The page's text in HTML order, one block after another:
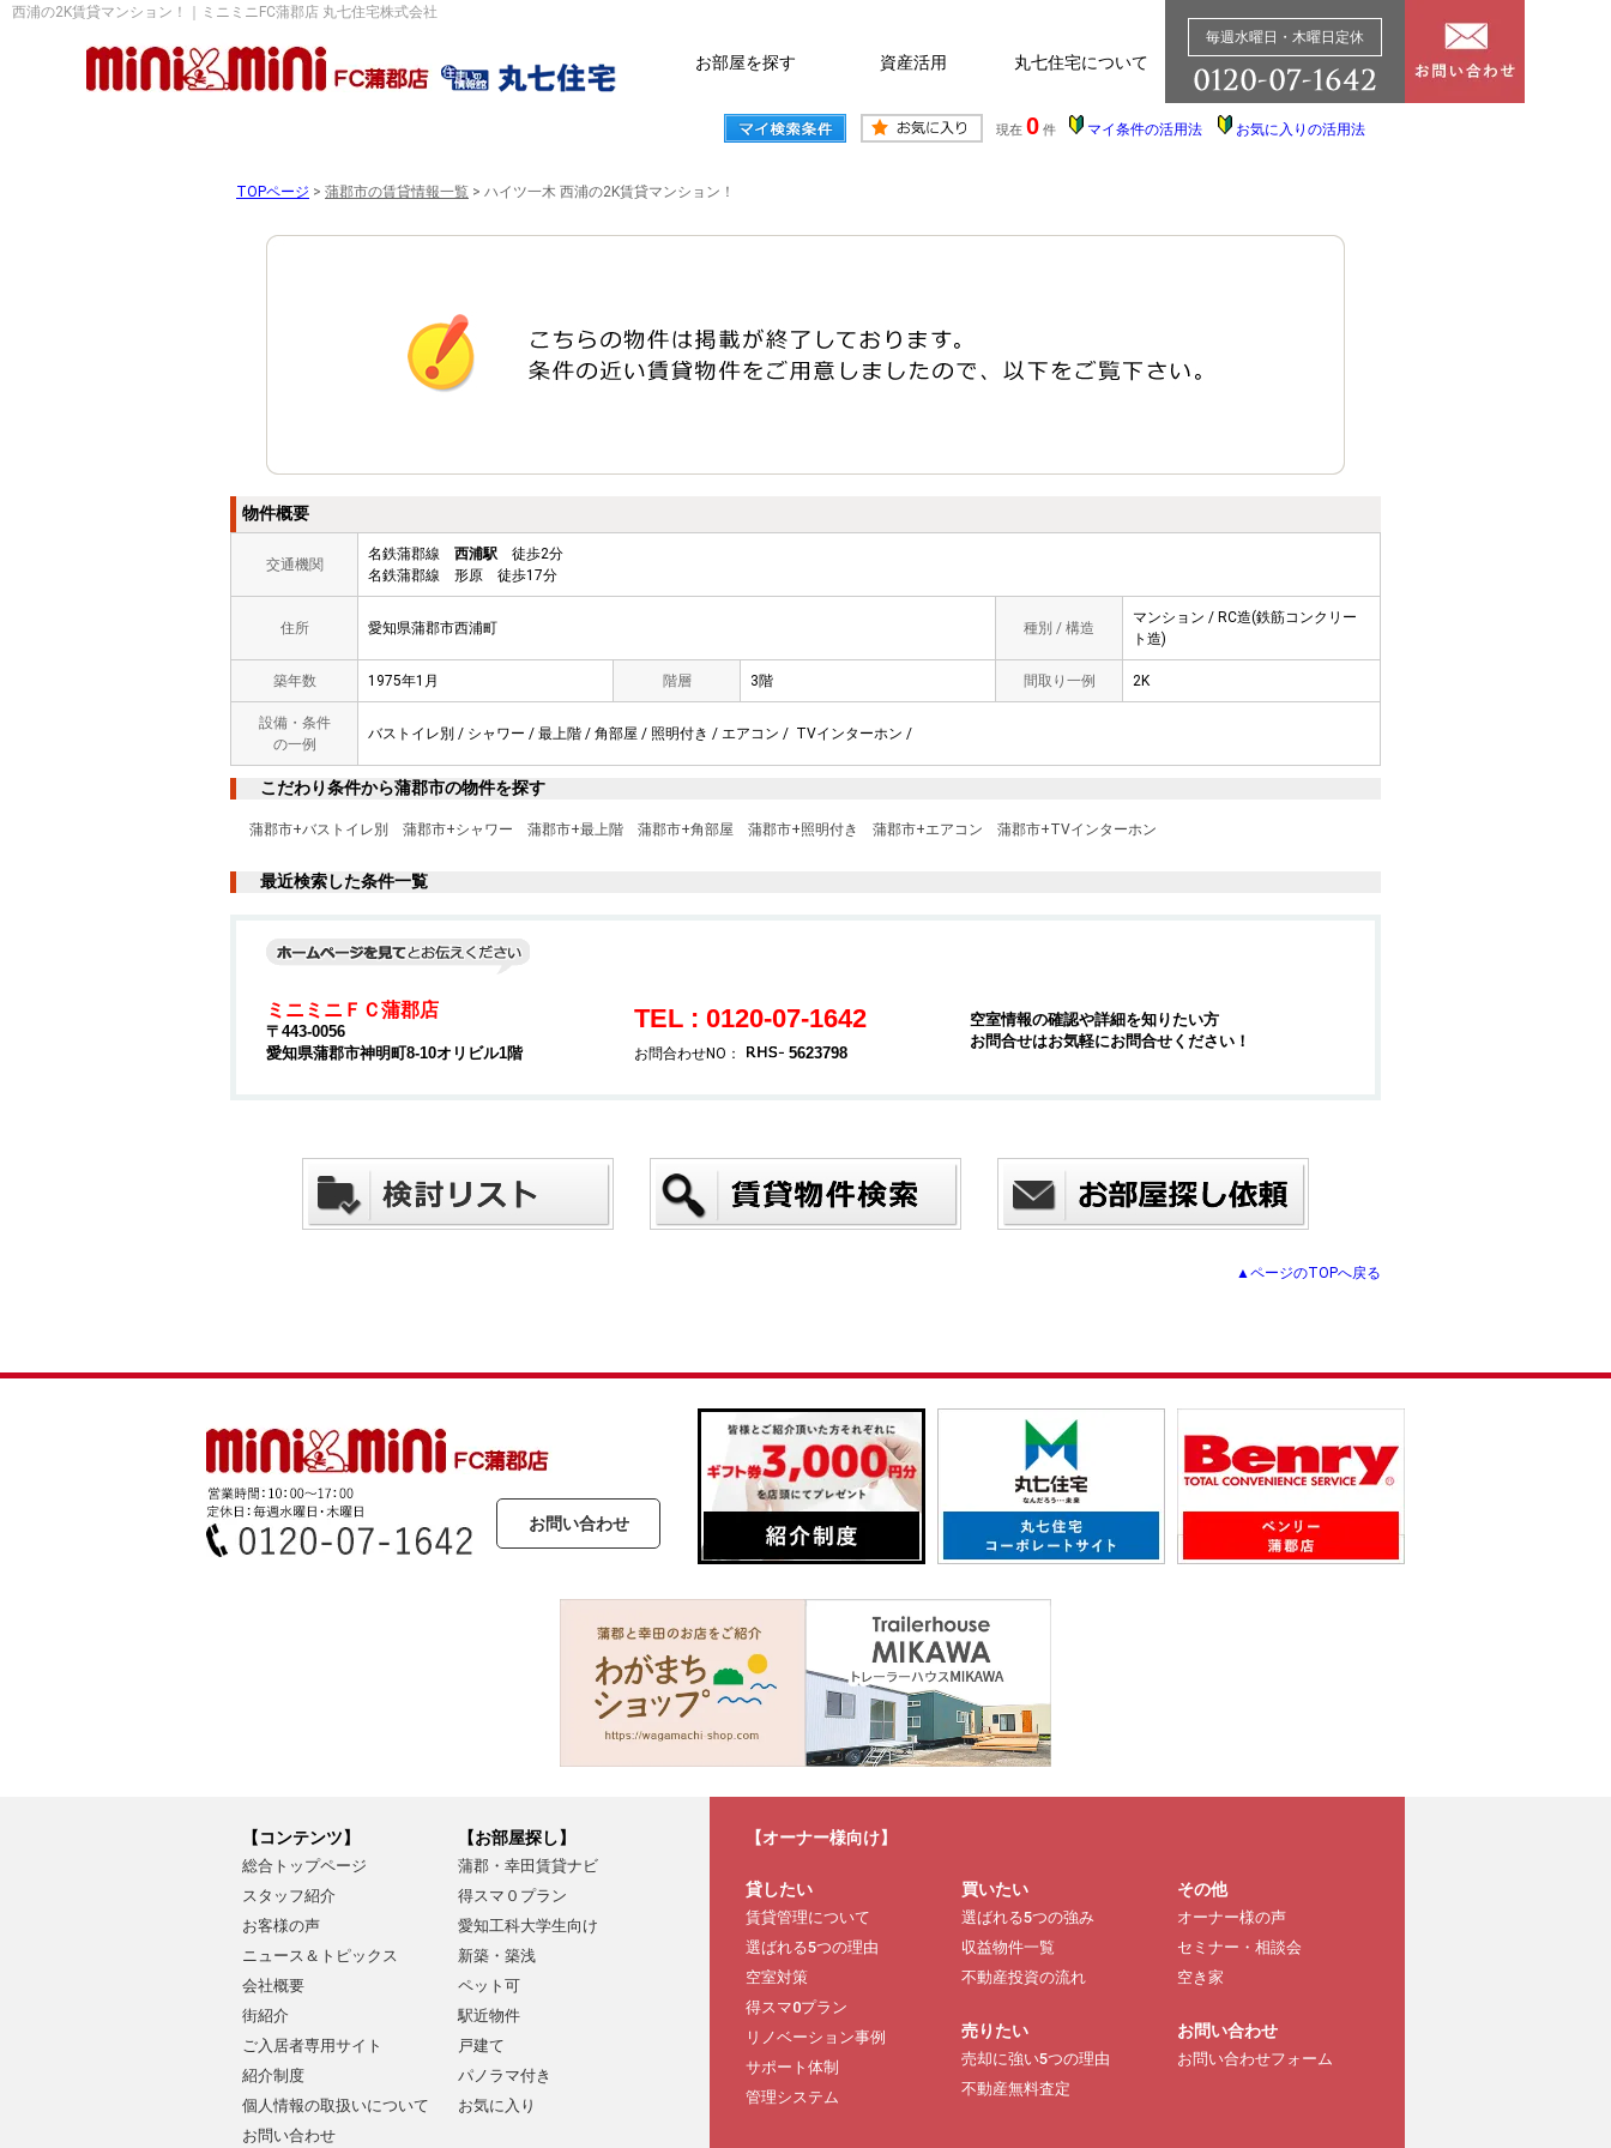
西浦の2K賃貸マンション！｜ミニミニFC蒲郡店 丸七住宅株式会社
お部屋を探す 資産活用 丸七住宅について
毎週水曜日・木曜日定休
現在 0 件 マイ条件の活用法 お気に入りの活用法
TOPページ > 蒲郡市の賃貸情報一覧 > ハイツ一木 西浦の2K賃貸マンション！
物件概要
交通機関
名鉄蒲郡線 西浦駅 徒歩2分
名鉄蒲郡線 形原 徒歩17分
住所 愛知県蒲郡市西浦町 種別 / 構造
マンション / RC造(鉄筋コンクリー
ト造)
築年数 1975年1月 階層 3階 間取り一例 2K
設備・条件
の一例
バストイレ別 / シャワー / 最上階 / 角部屋 / 照明付き / エアコン / TVインターホン /
こだわり条件から蒲郡市の物件を探す
蒲郡市+バストイレ別 蒲郡市+シャワー 蒲郡市+最上階 蒲郡市+角部屋 蒲郡市+照明付き 蒲郡市+エアコン 蒲郡市+TVインターホン
最近検索した条件一覧
ミニミニＦＣ蒲郡店
〒443-0056
愛知県蒲郡市神明町8-10オリビル1階
TEL : 0120-07-1642
お問合わせNO： 5623798
空室情報の確認や詳細を知りたい方
お問合せはお気軽にお問合せください！
▲ページのTOPへ戻る
お問い合わせ
【コンテンツ】
総合トップページ
スタッフ紹介
お客様の声
ニュース＆トピックス
会社概要
街紹介
ご入居者専用サイト
紹介制度
個人情報の取扱いについて
お問い合わせ
【お部屋探し】
蒲郡・幸田賃貸ナビ
得スマ０プラン
愛知工科大学生向け
新築・築浅
ペット可
駅近物件
戸建て
パノラマ付き
お気に入り
【オーナー様向け】
貸したい
賃貸管理について
選ばれる5つの理由
空室対策
得スマ0プラン
リノベーション事例
サポート体制
管理システム
買いたい
選ばれる5つの強み
収益物件一覧
不動産投資の流れ
売りたい
売却に強い5つの理由
不動産無料査定
その他
オーナー様の声
セミナー・相談会
空き家
お問い合わせ
お問い合わせフォーム